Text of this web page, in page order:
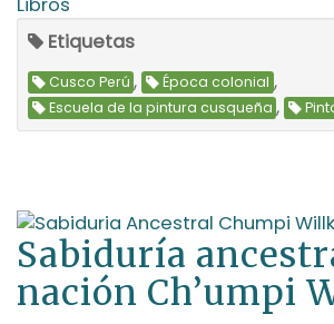
Etiquetas
Cusco Perú , Época colonial ,
Escuela de la pintura cusqueña ,
Sabiduría
nación Ch’umpi